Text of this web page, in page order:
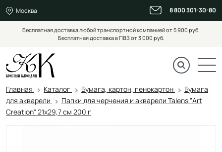
Москва 8 800 301-30-80
Бесплатная доставка любой транспортной компанией от 5 900 руб.
Бесплатная доставка в ПВЗ от 3 000 руб.
Главная Каталог Бумага, картон, пенокартон
Бумага
для акварели
Папки для черчения и акварели Talens "Art
Creation" 21х29,7 см 200 г